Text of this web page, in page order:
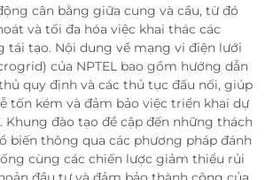
cân bằng giữa cung và cầu, từ đó
và tối đa hóa việc khai thác các
tái tạo. Nội dung về mạng vi điện lưới
của NPTEL bao gồm hướng dẫn
quy định và các thủ tục đấu nối, giúp
tốn kém và đảm bảo việc triển khai dự
Khung đào tạo đề cập đến những thách
biến thông qua các phương pháp đánh
cùng các chiến lược giảm thiểu rủi